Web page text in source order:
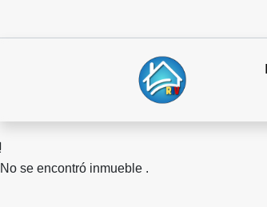
No se encontró inmueble .